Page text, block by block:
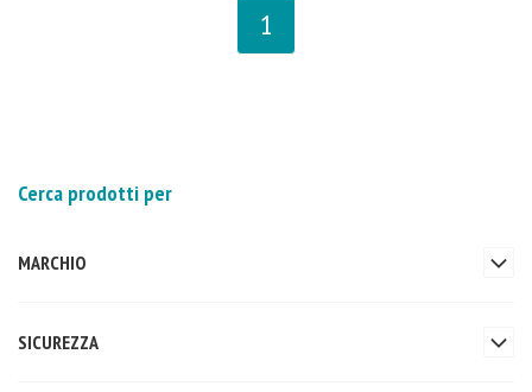
1
Cerca prodotti per
MARCHIO
SICUREZZA